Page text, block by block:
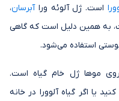
است. ژل آلوئه وراآبرسان،
به همین دلیل است که گاهی
استفاده می‌شود.
روی موها ژل خام گیاه است.
یا اگر گیاه آلوورا در خانه